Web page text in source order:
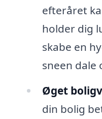
efteråret
holder dig
skabe en
sneen dale
Øget
din bolig